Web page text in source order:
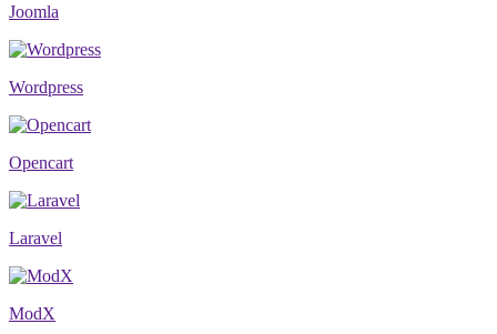
Joomla
Wordpress
Opencart
Laravel
ModX